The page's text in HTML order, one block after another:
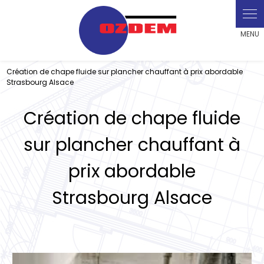
Création de chape fluide sur plancher chauffant à prix abordable
Strasbourg Alsace
Création de chape fluide
sur plancher chauffant à
prix abordable
Strasbourg Alsace
Panneau de gestion des cookies